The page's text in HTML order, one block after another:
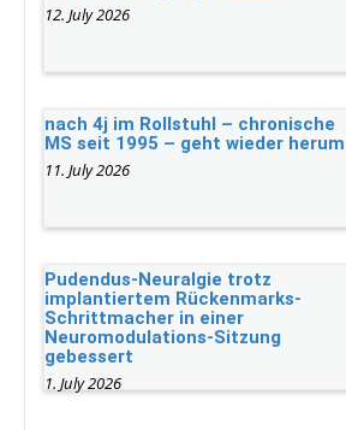
12. July 2026
nach 4j im Rollstuhl – chronische
MS seit 1995 – geht wieder herum
11. July 2026
Pudendus-Neuralgie trotz
implantiertem Rückenmarks-
Schrittmacher in einer
Neuromodulations-Sitzung
gebessert
1. July 2026